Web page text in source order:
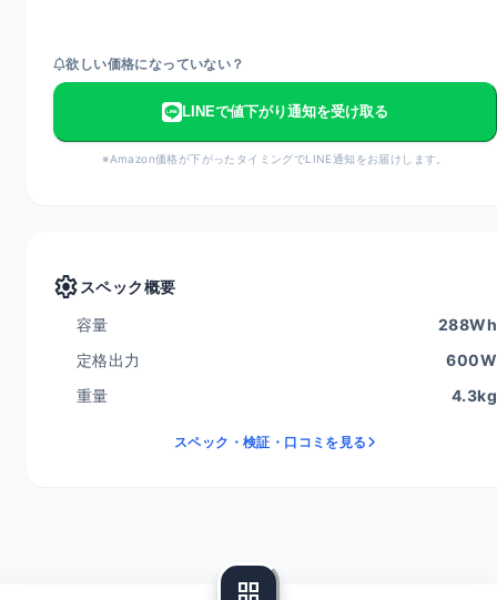
欲しい価格になっていない？
LINEで値下がり通知を受け取る
※Amazon価格が下がったタイミングでLINE通知をお届けします。
settings スペック概要
容量
288Wh
定格出力
600W
重量
4.3kg
スペック・検証・口コミを見る
grid_view